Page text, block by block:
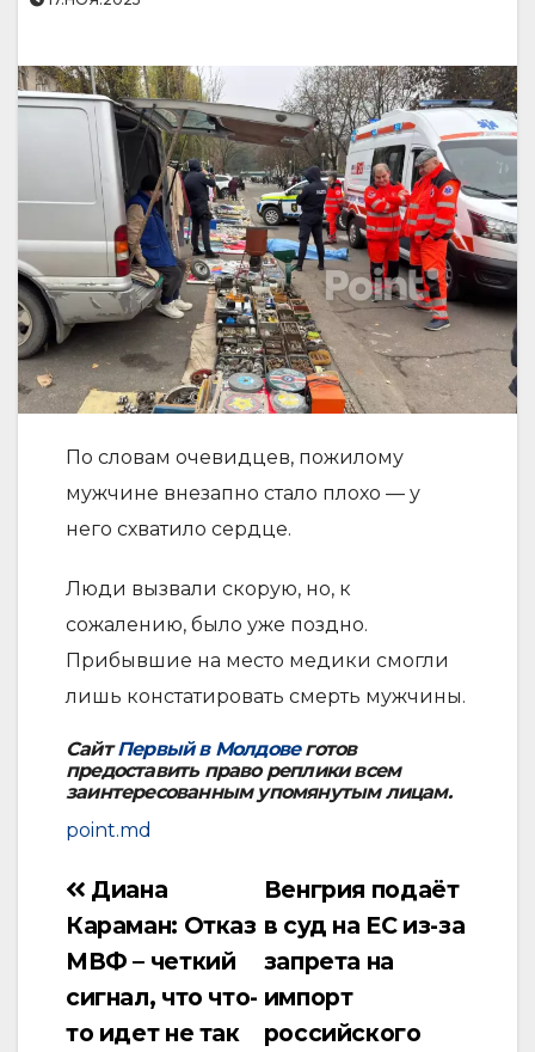
По словам очевидцев, пожилому
мужчине внезапно стало плохо — у
него схватило сердце.
Люди вызвали скорую, но, к
сожалению, было уже поздно.
Прибывшие на место медики смогли
лишь констатировать смерть мужчины.
СайтПервый в Молдовеготов
предоставить право реплики всем
заинтересованным упомянутым лицам.
point.md
Навигация
по
Венгрия подаёт
в суд на ЕС из-за
запрета на
импорт
российского
Диана
Караман: Отказ
МВФ – четкий
сигнал, что что-
то идет не так